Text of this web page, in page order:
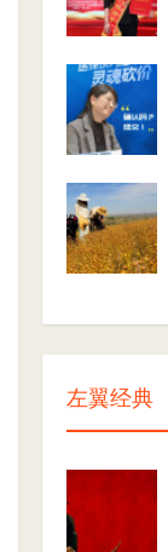
左翼经典